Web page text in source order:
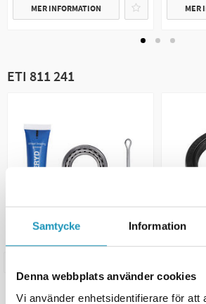
Samtycke Information
Denna webbplats använder cookies
Vi använder enhetsidentifierare för att
MER INFORMATION MER
ETI 811 241
SOMMARREA
Koniskt rullager 45449/45410
29*50,3*15,5
AL-KO